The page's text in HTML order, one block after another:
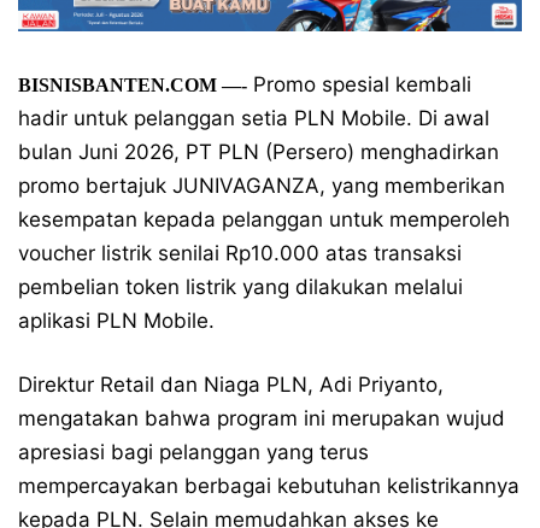
BISNISBANTEN.COM—- Promo spesial kembali
hadir untuk pelanggan setia PLN Mobile. Di awal
bulan Juni 2026, PT PLN (Persero) menghadirkan
promo bertajuk JUNIVAGANZA, yang memberikan
kesempatan kepada pelanggan untuk memperoleh
voucher listrik senilai Rp10.000 atas transaksi
pembelian token listrik yang dilakukan melalui
aplikasi PLN Mobile.
Direktur Retail dan Niaga PLN, Adi Priyanto,
mengatakan bahwa program ini merupakan wujud
apresiasi bagi pelanggan yang terus
mempercayakan berbagai kebutuhan kelistrikannya
kepada PLN. Selain memudahkan akses ke